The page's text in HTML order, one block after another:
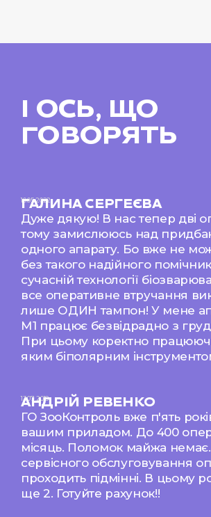
І ОСЬ, ЩО
ГОВОРЯТЬ
10.05.2022
ГАЛИНА СЕРГЕЄВА
Дуже дякую! В нас тепер дві
тому замислююсь над
одного апарату. Бо вже не
без такого надійного
сучасній технології
все оперативне втручання
лише ОДИН тампон! У мене
М1 працює безвідрадно з
При цьому коректно
яким біполярним
13.07.2018
АНДРІЙ РЕВЕНКО​
ГО ЗооКонтроль вже п'ять
вашим приладом. До 400
місяць. Поломок майжа немає.
сервісного обслуговування
проходить підмінні. В цьому
ще 2. Готуйте рахунок!!​